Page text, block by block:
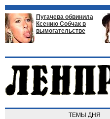
Пугачева обвинила
Ксению Собчак в
вымогательстве
ТЕМЫ ДНЯ